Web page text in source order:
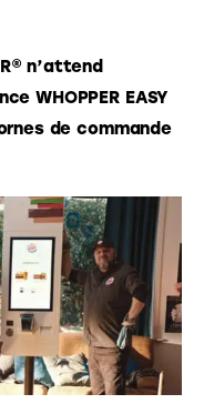
n’attend
WHOPPER EASY
de commande